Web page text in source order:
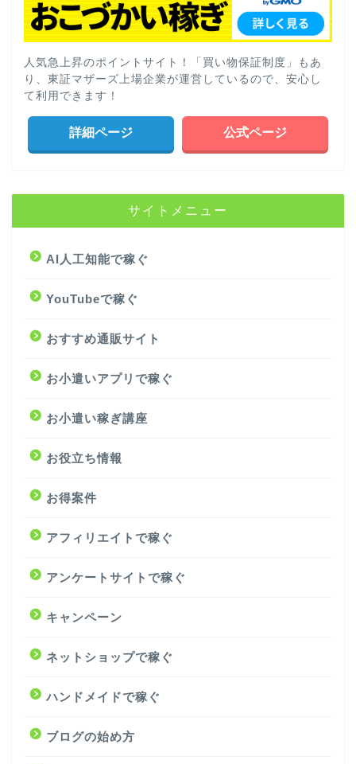
人気急上昇のポイントサイト！「買い物保証制度」もあ
り、東証マザーズ上場企業が運営しているので、安心し
て利用できます！
詳細ページ 公式ページ
サイトメニュー
AI人工知能で稼ぐ
YouTubeで稼ぐ
おすすめ通販サイト
お小遣いアプリで稼ぐ
お小遣い稼ぎ講座
お役立ち情報
お得案件
アフィリエイトで稼ぐ
アンケートサイトで稼ぐ
キャンペーン
ネットショップで稼ぐ
ハンドメイドで稼ぐ
ブログの始め方